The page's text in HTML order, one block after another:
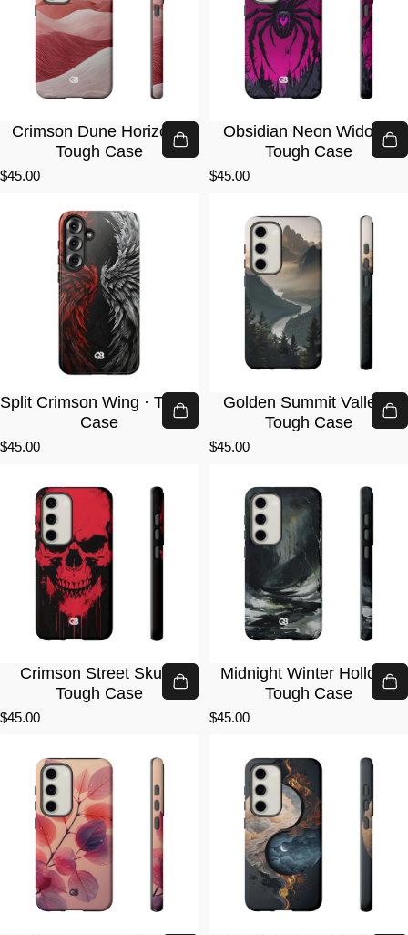
Crimson Dune Horizon ·
Tough Case
$45.00
Obsidian Neon Widow ·
Tough Case
$45.00
Split Crimson Wing · Tough
Case
$45.00
Golden Summit Valley ·
Tough Case
$45.00
Crimson Street Skull ·
Tough Case
$45.00
Midnight Winter Hollow ·
Tough Case
$45.00